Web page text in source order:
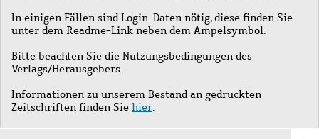
In einigen Fällen sind Login-Daten nötig, diese finden Sie
unter dem Readme-Link neben dem Ampelsymbol.
Bitte beachten Sie die Nutzungsbedingungen des
Verlags/Herausgebers.
Informationen zu unserem Bestand an gedruckten
Zeitschriften finden Sie hier.